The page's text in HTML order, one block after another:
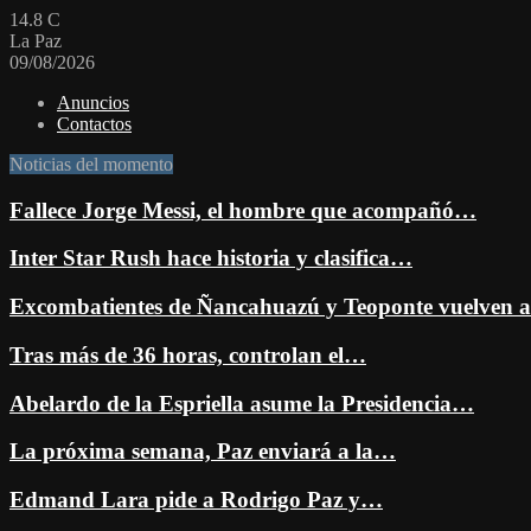
14.8 C
La Paz
09/08/2026
Anuncios
Contactos
Noticias del momento
Fallece Jorge Messi, el hombre que acompañó…
Inter Star Rush hace historia y clasifica…
Excombatientes de Ñancahuazú y Teoponte vuelven
Tras más de 36 horas, controlan el…
Abelardo de la Espriella asume la Presidencia…
La próxima semana, Paz enviará a la…
Edmand Lara pide a Rodrigo Paz y…